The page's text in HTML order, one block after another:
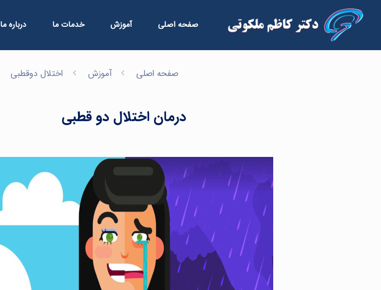
صفحه اصلی آموزش خدمات ما درباره ما
صفحه اصلی آموزش اختلال دوقطبی
درمان اختلال دو قطبی